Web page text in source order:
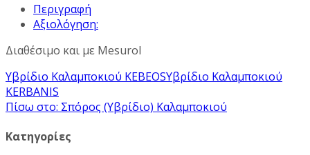
Περιγραφή
Αξιολόγηση:
Διαθέσιμο και με Mesurol
Υβρίδιο Καλαμποκιού KEBEOSΥβρίδιο Καλαμποκιού
KERBANIS
Πίσω στο: Σπόρος (Υβρίδιο) Καλαμποκιού
Κατηγορίες